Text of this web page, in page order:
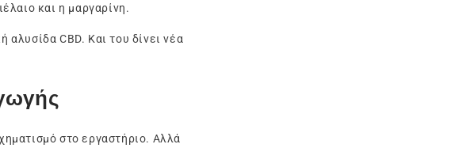
και η μαργαρίνη.
CBD. Και του δίνει νέα
στο εργαστήριο. Αλλά